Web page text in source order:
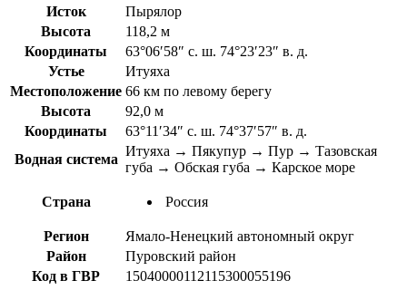
Исток
Пырялор
Высота
118,2 м
Координаты
63°06′58″ с. ш. 74°23′23″ в. д.
Устье
Итуяха
Местоположение 66 км по левому берегу
Высота
92,0 м
Координаты
63°11′34″ с. ш. 74°37′57″ в. д.
Водная система
Итуяха → Пякупур → Пур → Тазовская
губа → Обская губа → Карское море
Страна Россия
Регион
Ямало-Ненецкий автономный округ
Район
Пуровский район
Код в ГВР
15040000112115300055196